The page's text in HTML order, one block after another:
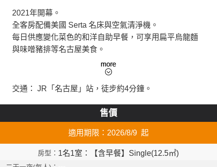
2021年開幕。
全客房配備美國 Serta 名床與空氣清淨機。
每日供應變化菜色的和洋自助早餐，可享用扁平烏龍麵
與味噌豬排等名古屋美食。
交通： JR「名古屋」站，徒步約4分鐘。
售價
適用期限：2026/8/9 起
1名1室：【含早餐】Single(12.5㎡)